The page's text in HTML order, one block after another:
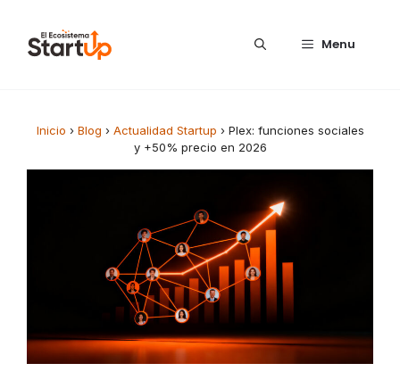
Menu
Inicio › Blog › Actualidad Startup › Plex: funciones sociales
y +50% precio en 2026